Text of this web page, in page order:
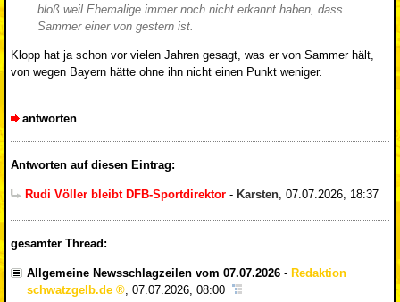
bloß weil Ehemalige immer noch nicht erkannt haben, dass
Sammer einer von gestern ist.
Klopp hat ja schon vor vielen Jahren gesagt, was er von Sammer hält,
von wegen Bayern hätte ohne ihn nicht einen Punkt weniger.
antworten
Antworten auf diesen Eintrag:
Rudi Völler bleibt DFB-Sportdirektor - Karsten 07.07.2026, 18:37
gesamter Thread:
Allgemeine Newsschlagzeilen vom 07.07.2026 - Redaktion
schwatzgelb.de
, 07.07.2026, 08:00